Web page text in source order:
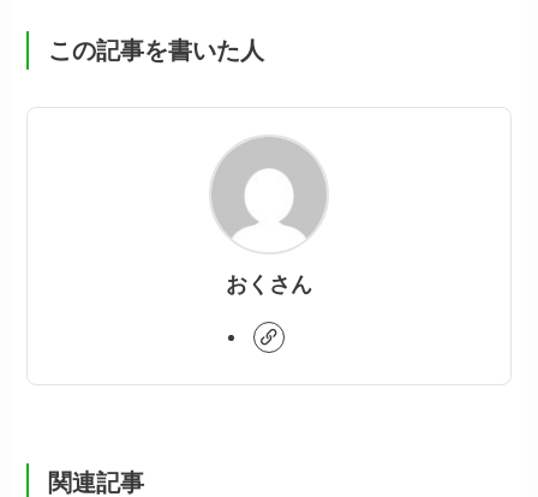
この記事を書いた人
おくさん
関連記事